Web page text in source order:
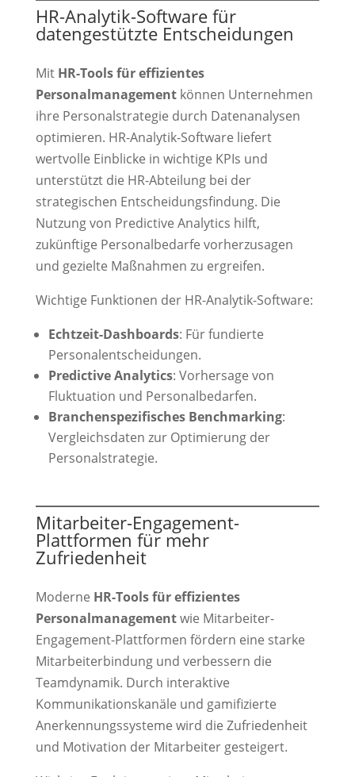
HR-Analytik-Software für
datengestützte Entscheidungen
Mit HR-Tools für effizientes
Personalmanagementkönnen Unternehmen
ihre Personalstrategie durch Datenanalysen
optimieren. HR-Analytik-Software liefert
wertvolle Einblicke in wichtige KPIs und
unterstützt die HR-Abteilung bei der
strategischen Entscheidungsfindung. Die
Nutzung von Predictive Analytics hilft,
zukünftige Personalbedarfe vorherzusagen
und gezielte Maßnahmen zu ergreifen.
Wichtige Funktionen der HR-Analytik-Software:
Echtzeit-Dashboards: Für fundierte
Personalentscheidungen.
Predictive Analytics: Vorhersage von
Fluktuation und Personalbedarfen.
Branchenspezifisches Benchmarking:
Vergleichsdaten zur Optimierung der
Personalstrategie.
Mitarbeiter-Engagement-
Plattformen für mehr
Zufriedenheit
Moderne HR-Tools für effizientes
Personalmanagementwie Mitarbeiter-
Engagement-Plattformen fördern eine starke
Mitarbeiterbindung und verbessern die
Teamdynamik. Durch interaktive
Kommunikationskanäle und gamifizierte
Anerkennungssysteme wird die Zufriedenheit
und Motivation der Mitarbeiter gesteigert.